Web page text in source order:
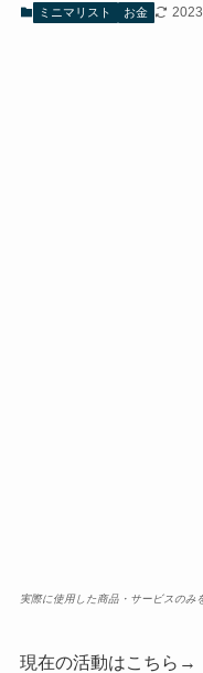
ミニマリスト お金
実際に使用した商品・サービスのみ
現在の活動はこちら→